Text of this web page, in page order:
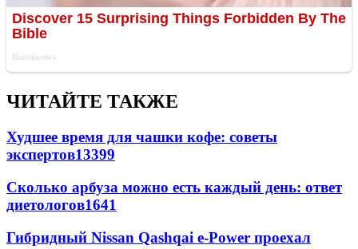
ЧИТАЙТЕ ТАКЖЕ
Худшее время для чашки кофе: советы
экспертов13399
Сколько арбуза можно есть каждый день: ответ
диетологов1641
Гибридный Nissan Qashqai e-Power проехал